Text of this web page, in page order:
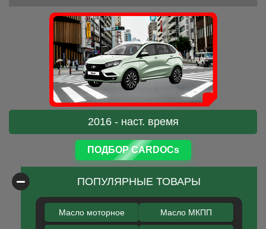
2016 - наст. время
ПОДБОР CARDOCs
ПОПУЛЯРНЫЕ ТОВАРЫ
Масло моторное Масло МКПП